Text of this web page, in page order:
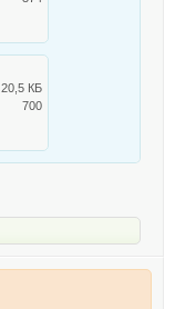
20,5 КБ
700